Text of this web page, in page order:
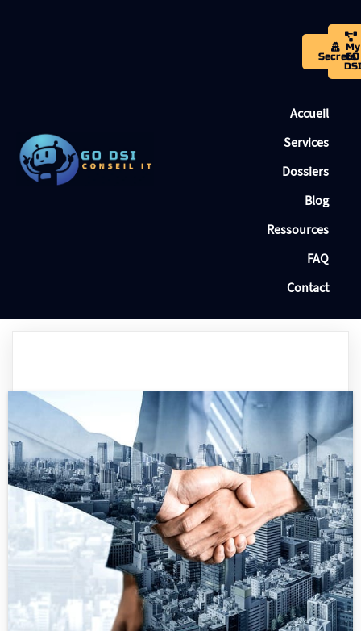
Secrets
My
GO
DSI
Accueil
Services
Dossiers
Blog
Ressources
FAQ
Contact